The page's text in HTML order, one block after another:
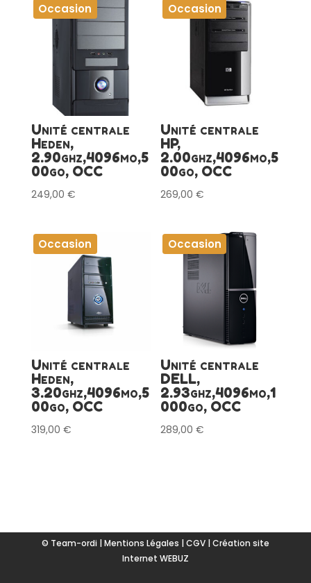
Occasion
Unité centrale
Heden,
2.90ghz,4096mo,5
00go, OCC
249,00 €
Occasion
Unité centrale
HP,
2.00ghz,4096mo,5
00go, OCC
269,00€
Occasion
Unité centrale
Heden,
3.20ghz,4096mo,5
00go, OCC
319,00 €
Occasion
Unité centrale
DELL,
2.93ghz,4096mo,1
000go, OCC
289,00€
© Team-ordi | Mentions Légales | CGV| Création site
Internet WEBUZ